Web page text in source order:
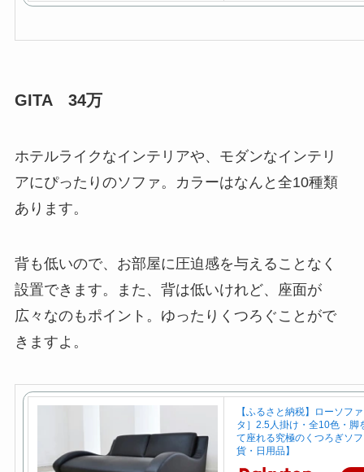
GITA 34万
ホテルライクなインテリアや、モダンなインテリ
アにぴったりのソファ。カラーはなんと全10種類
あります。
背も低いので、お部屋に圧迫感を与えることなく
設置できます。また、背は低いけれど、座面が
広々なのもポイント。ゆったりくつろぐことがで
きますよ。
【ふるさと納税】ローソフ
タ］2.5人掛け・全10色・脚
て座れる究極のくつろぎソ
貨・日用品】